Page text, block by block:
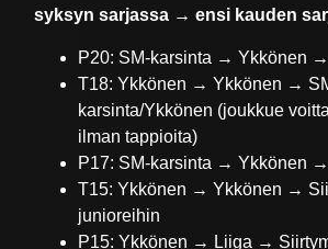
syksyn sarjassa → ensi kauden
P20: SM-karsinta → Ykkönen
T18: Ykkönen → Ykkönen →
karsinta/Ykkönen (joukkue
ilman tappioita)
P17: SM-karsinta → Ykkönen
T15: Ykkönen → Ykkönen →
junioreihin
P15: Ykkönen → Liiga →